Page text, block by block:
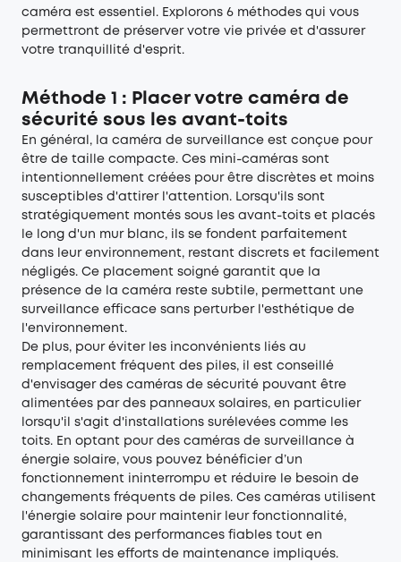
caméra est essentiel. Explorons 6 méthodes qui vous
permettront de préserver votre vie privée et d'assurer
votre tranquillité d'esprit.
Méthode 1 : Placer votre caméra de
sécurité sous les avant-toits
En général, la caméra de surveillance est conçue pour
être de taille compacte. Ces mini-caméras sont
intentionnellement créées pour être discrètes et moins
susceptibles d'attirer l'attention. Lorsqu'ils sont
stratégiquement montés sous les avant-toits et placés
le long d'un mur blanc, ils se fondent parfaitement
dans leur environnement, restant discrets et facilement
négligés. Ce placement soigné garantit que la
présence de la caméra reste subtile, permettant une
surveillance efficace sans perturber l'esthétique de
l'environnement.
De plus, pour éviter les inconvénients liés au
remplacement fréquent des piles, il est conseillé
d'envisager des caméras de sécurité pouvant être
alimentées par des panneaux solaires, en particulier
lorsqu'il s'agit d'installations surélevées comme les
toits. En optant pour des caméras de surveillance à
énergie solaire, vous pouvez bénéficier d’un
fonctionnement ininterrompu et réduire le besoin de
changements fréquents de piles. Ces caméras utilisent
l'énergie solaire pour maintenir leur fonctionnalité,
garantissant des performances fiables tout en
minimisant les efforts de maintenance impliqués.